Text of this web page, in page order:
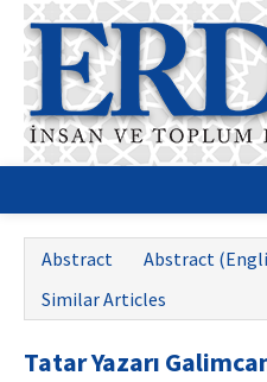
Journal Boards
Guides
Abstract Abstract
Similar Articles
Tatar Yazarı